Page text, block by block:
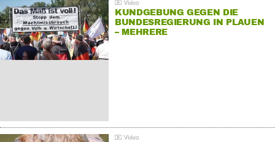
KUNDGEBUNG GEGEN DIE
BUNDESREGIERUNG IN PLAUEN
– MEHRERE